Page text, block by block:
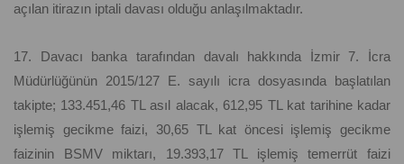
açılan itirazın iptali davası olduğu anlaşılmaktadır.
17. Davacı banka tarafından davalı hakkında İzmir 7. İcra
Müdürlüğünün 2015/127 E. sayılı icra dosyasında başlatılan
takipte; 133.451,46 TL asıl alacak, 612,95 TL kat tarihine kadar
işlemiş gecikme faizi, 30,65 TL kat öncesi işlemiş gecikme
faizinin BSMV miktarı, 19.393,17 TL işlemiş temerrüt faizi